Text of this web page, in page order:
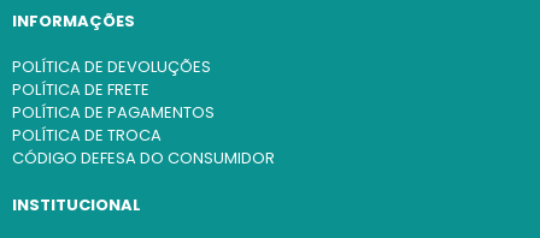
INFORMAÇÕES
POLÍTICA DE DEVOLUÇÕES
POLÍTICA DE FRETE
POLÍTICA DE PAGAMENTOS
POLÍTICA DE TROCA
CÓDIGO DEFESA DO CONSUMIDOR
INSTITUCIONAL